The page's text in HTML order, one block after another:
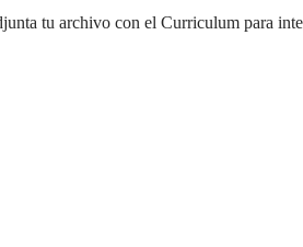
tu archivo con el Curriculum para